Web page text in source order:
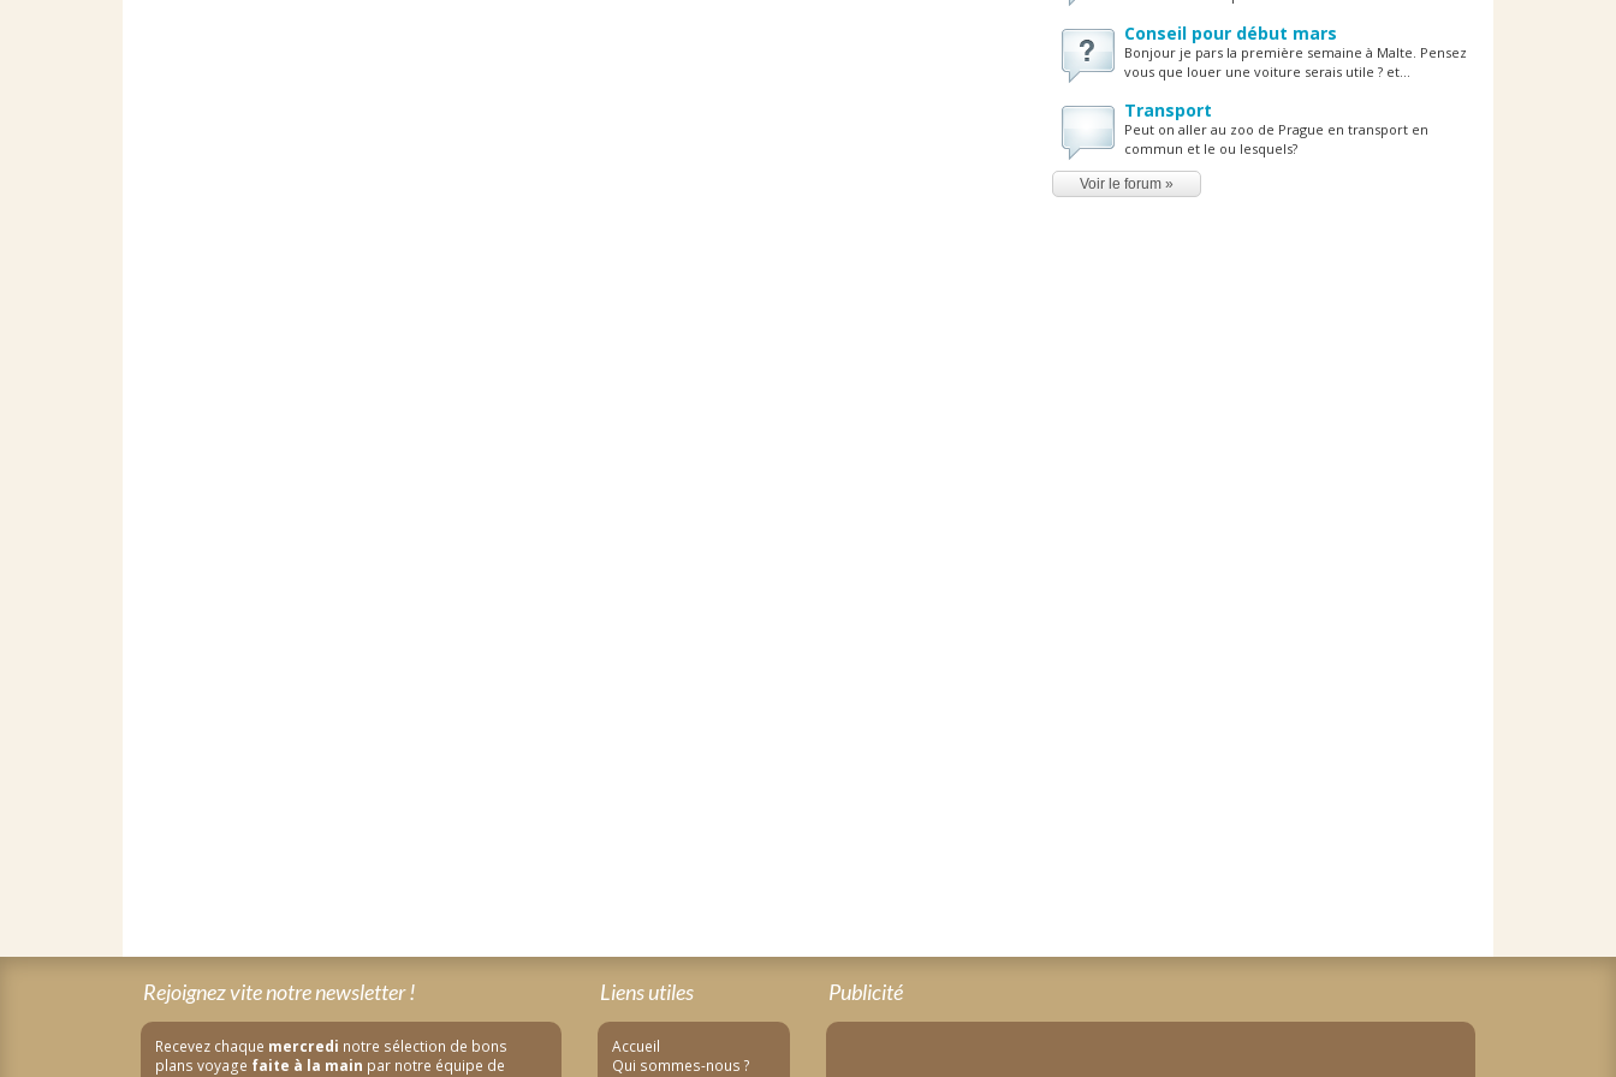
Conseil pour début mars
Bonjour je pars la première semaine à Malte. Pensez
vous que louer une voiture serais utile ? et...
Transport
Peut on aller au zoo de Prague en transport en
commun et le ou lesquels?
Voir le forum »
Rejoignez vite notre newsletter !
Recevez chaque mercredi notre sélection de bons
plans voyage faite à la main par notre équipe de
Liens utiles
Accueil
Qui sommes-nous ?
Publicité